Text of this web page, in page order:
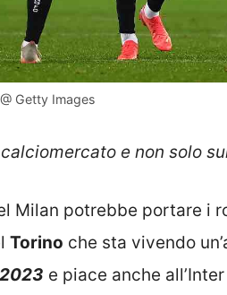
Getty Images
e non solo
Milan potrebbe portare i
Torino che sta vivendo
2023 e piace anche